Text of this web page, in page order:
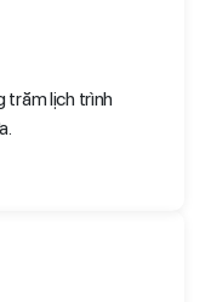
trăm lịch trình